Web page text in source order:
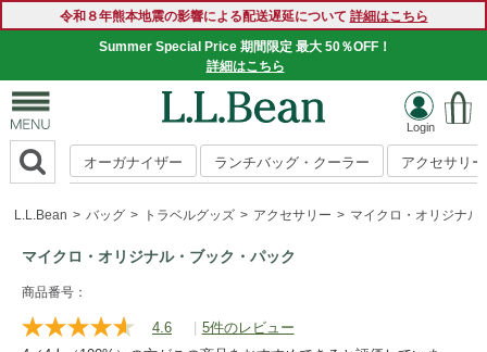
令和８年熊本地震の影響による配送遅延について 詳細はこちら
Summer Special Price 期間限定 最大 50％OFF！
詳細はこちら
オーガナイザー ランチバッグ・クーラー アクセサリー
L.L.Bean バッグ トラベルグッズ アクセサリー マイクロ・オリジナル
マイクロ・オリジナル・ブック・パック
https://www.llbean.co.jp/tote-
travel/travel-
goods/accessories/g/P130058.html
商品番号：
4.6
レ
| 5件のレビュー